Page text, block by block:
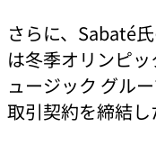
さらに、Sabaté
は冬季オリンピ
ュージック グル
取引契約を締結し